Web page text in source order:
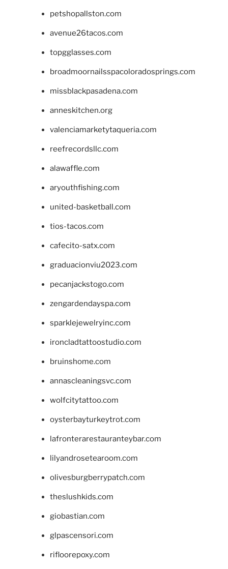
petshopallston.com
avenue26tacos.com
topgglasses.com
broadmoornailsspacoloradosprings.com
missblackpasadena.com
anneskitchen.org
valenciamarketytaqueria.com
reefrecordsllc.com
alawaffle.com
aryouthfishing.com
united-basketball.com
tios-tacos.com
cafecito-satx.com
graduacionviu2023.com
pecanjackstogo.com
zengardendayspa.com
sparklejewelryinc.com
ironcladtattoostudio.com
bruinshome.com
annascleaningsvc.com
wolfcitytattoo.com
oysterbayturkeytrot.com
lafronterarestauranteybar.com
lilyandrosetearoom.com
olivesburgberrypatch.com
theslushkids.com
giobastian.com
glpascensori.com
rifloorepoxy.com